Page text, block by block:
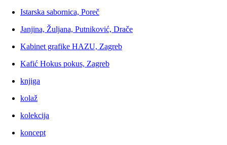
Istarska sabornica, Poreč
Janjina, Žuljana, Putniković, Drače
Kabinet grafike HAZU, Zagreb
Kafić Hokus pokus, Zagreb
knjiga
kolaž
kolekcija
koncept